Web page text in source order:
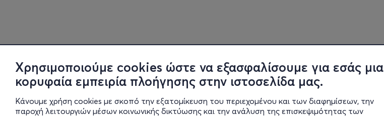
Χρησιμοποιούμε cookies ώστε να εξασφαλίσουμε για εσάς μια
κορυφαία εμπειρία πλοήγησης στην ιστοσελίδα μας.
Κάνουμε χρήση cookies με σκοπό την εξατομίκευση του περιεχομένου και των διαφημίσεων, την
παροχή λειτουργιών μέσων κοινωνικής δικτύωσης και την ανάλυση της επισκεψιμότητας των